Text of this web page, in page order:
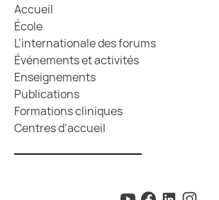
Accueil
École
L’internationale des forums
Événements et activités
Enseignements
Publications
Formations cliniques
Centres d’accueil